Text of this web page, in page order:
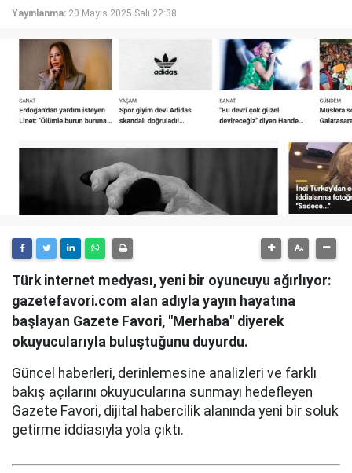
Yayınlanma: 20 Mayıs 2025 Salı 22:38
Türk internet medyası, yeni bir oyuncuyu ağırlıyor:
gazetefavori.com alan adıyla yayın hayatına
başlayan Gazete Favori, "Merhaba" diyerek
okuyucularıyla buluştuğunu duyurdu.
Güncel haberleri, derinlemesine analizleri ve farklı
bakış açılarını okuyucularına sunmayı hedefleyen
Gazete Favori, dijital habercilik alanında yeni bir soluk
getirme iddiasıyla yola çıktı.